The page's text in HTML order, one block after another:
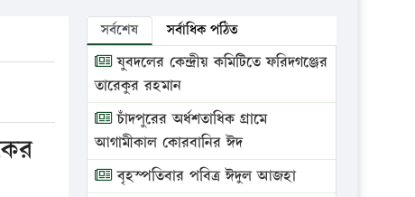
সর্বশেষ সর্বাধিক পঠিত
যুবদলের কেন্দ্রীয় কমিটিতে ফরিদগঞ্জের
তারেকুর রহমান
চাঁদপুরের অর্ধশতাধিক গ্রামে
আগামীকাল কোরবানির ঈদ
বৃহস্পতিবার পবিত্র ঈদুল আজহা